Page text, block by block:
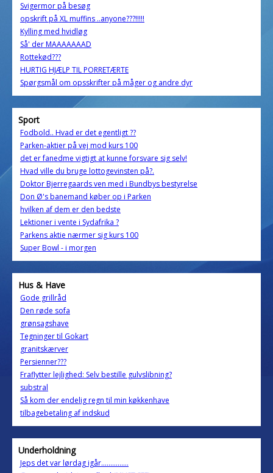
Svigermor på besøg
opskrift på XL muffins ..anyone???!!!!!
Kylling med hvidløg
Så' der MAAAAAAAD
Rottekød???
HURTIG HJÆLP TIL PORRETÆRTE
Spørgsmål om opsskrifter på måger og andre dyr
Sport
Fodbold.. Hvad er det egentligt ??
Parken-aktier på vej mod kurs 100
det er fanedme vigtigt at kunne forsvare sig selv!
Hvad ville du bruge lottogevinsten på?.
Doktor Bjerregaards ven med i Bundbys bestyrelse
Don Ø's banemand køber op i Parken
hvilken af dem er den bedste
Lektioner i vente i Sydafrika ?
Parkens aktie nærmer sig kurs 100
Super Bowl - i morgen
Hus & Have
Gode grillråd
Den røde sofa
grønsagshave
Tegninger til Gokart
granitskærver
Persienner???
Fraflytter lejlighed: Selv bestille gulvslibning?
substral
Så kom der endelig regn til min køkkenhave
tilbagebetaling af indskud
Underholdning
Jeps det var lørdag igår...............